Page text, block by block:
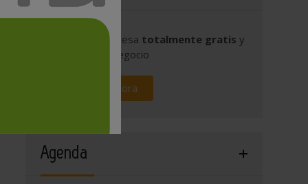
Publique su empresa totalmente gratis y
promocione su negocio
Regístrese ahora
Agenda